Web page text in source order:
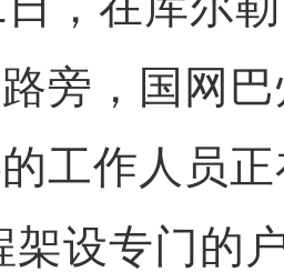
旁，国网
工作人员
架设专门的